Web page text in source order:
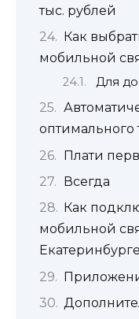
тыс. рублей
Как
мобильной
Для
оптимального
Плати
Всегда
Как
мобильной